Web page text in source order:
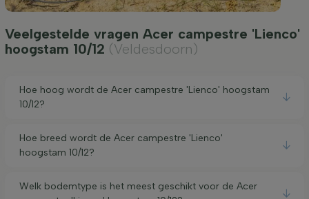
Veelgestelde vragen Acer campestre 'Lienco'
hoogstam 10/12 (Veldesdoorn)
Hoe hoog wordt de Acer campestre 'Lienco' hoogstam
10/12?
Hoe breed wordt de Acer campestre 'Lienco'
hoogstam 10/12?
Welk bodemtype is het meest geschikt voor de Acer